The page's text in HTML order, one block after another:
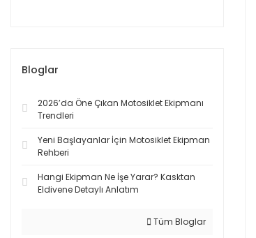
Bloglar
2026’da Öne Çıkan Motosiklet Ekipmanı
Trendleri
Yeni Başlayanlar İçin Motosiklet Ekipman
Rehberi
Hangi Ekipman Ne İşe Yarar? Kasktan
Eldivene Detaylı Anlatım
Tüm Bloglar